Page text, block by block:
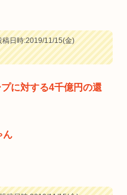
日時:2019/11/15(金)
に対する4千億円の還
ん